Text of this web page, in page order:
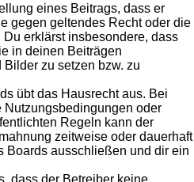
eines Beitrags, dass er
gegen geltendes Recht oder die
erklärst insbesondere, dass
in deinen Beiträgen
zu setzen bzw. zu
übt das Hausrecht aus. Bei
Nutzungsbedingungen oder
Regeln kann der
zeitweise oder dauerhaft
Boards ausschließen und dir ein
dass der Betreiber keine